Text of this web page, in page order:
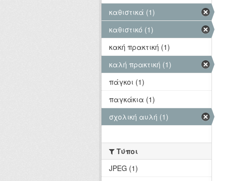
καθιστικά (1)
καθιστικό (1)
κακή πρακτική (1)
καλή πρακτική (1)
πάγκοι (1)
παγκάκια (1)
σχολική αυλή (1)
Τύποι
JPEG (1)